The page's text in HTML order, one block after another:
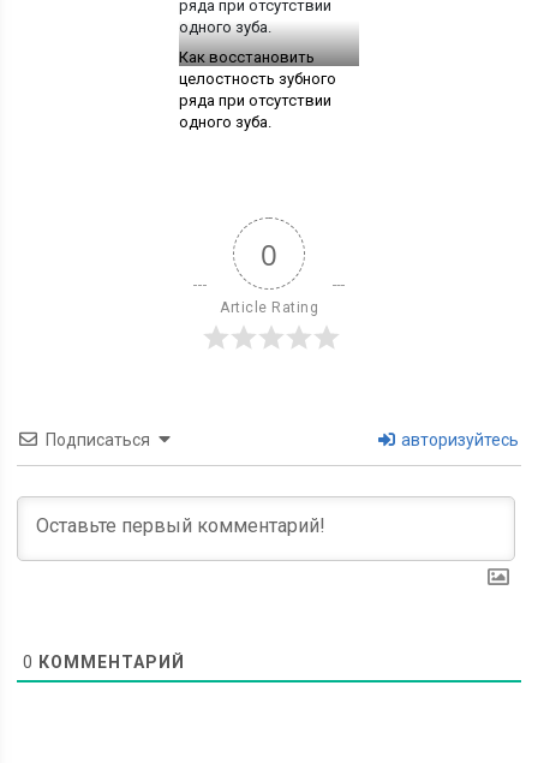
Как восстановить
целостность зубного
ряда при отсутствии
одного зуба.
0
Article Rating
Подписаться авторизуйтесь
0 КОММЕНТАРИЙ